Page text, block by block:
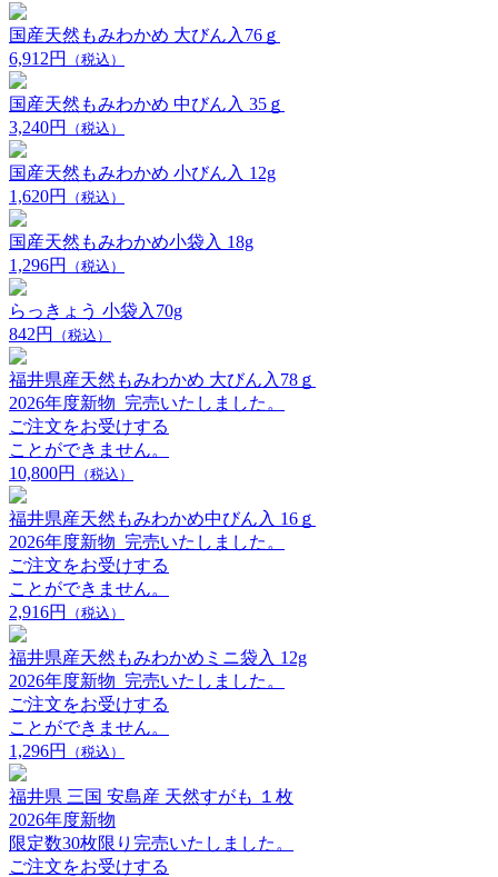
国産天然もみわかめ 大びん入76ｇ
6,912円
（税込）
国産天然もみわかめ 中びん入 35ｇ
3,240円
（税込）
国産天然もみわかめ 小びん入 12g
1,620円
（税込）
国産天然もみわかめ小袋入 18g
1,296円
（税込）
らっきょう 小袋入70g
842円
（税込）
福井県産天然もみわかめ 大びん入78ｇ
2026年度新物_完売いたしました。
ご注文をお受けする
ことができません。
10,800円
（税込）
福井県産天然もみわかめ中びん入 16ｇ
2026年度新物_完売いたしました。
ご注文をお受けする
ことができません。
2,916円
（税込）
福井県産天然もみわかめミニ袋入 12g
2026年度新物_完売いたしました。
ご注文をお受けする
ことができません。
1,296円
（税込）
福井県 三国 安島産 天然すがも １枚
2026年度新物
限定数30枚限り完売いたしました。
ご注文をお受けする